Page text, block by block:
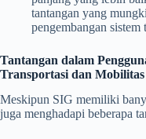
tantangan yang
pengembangan sistem
Tantangan dalam
Transportasi dan Mobilitas
Meskipun SIG memiliki
juga menghadapi beberapa